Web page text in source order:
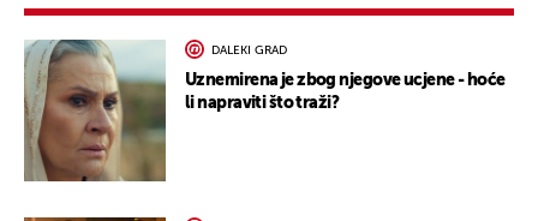
DALEKI GRAD
Uznemirena je zbog njegove ucjene - hoće
li napraviti što traži?